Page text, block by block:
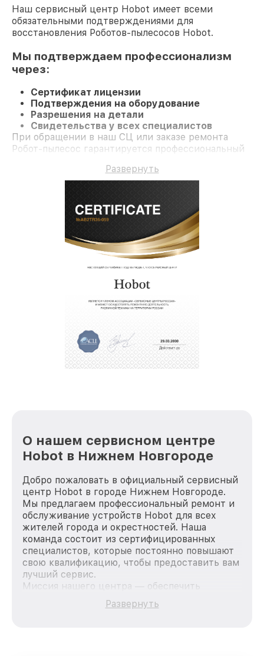
Наш сервисный центр Hobot имеет всеми
обязательными подтверждениями для
восстановления Роботов-пылесосов Hobot.
Мы подтверждаем профессионализм
через:
Сертификат лицензии
Подтверждения на оборудование
Разрешения на детали
Свидетельства у всех специалистов
При обращении в наш СЦ или заказе ремонта
Робот-пылесос гарантируется профессиональный
Развернуть
О нашем сервисном центре
Hobot в Нижнем Новгороде
Добро пожаловать в официальный сервисный
центр Hobot в городе Нижнем Новгороде.
Мы предлагаем профессиональный ремонт и
обслуживание устройств Hobot для всех
жителей города и окрестностей. Наша
команда состоит из сертифицированных
специалистов, которые постоянно повышают
свою квалификацию, чтобы предоставить вам
лучший сервис.
Миссия нашего центра — обеспечить
качественный и доступный ремонт для
каждого пользователя продукции Hobot, вне
Развернуть